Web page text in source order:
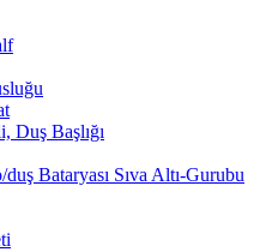
Duş Başlığı
Bataryası Sıva Altı-Gurubu